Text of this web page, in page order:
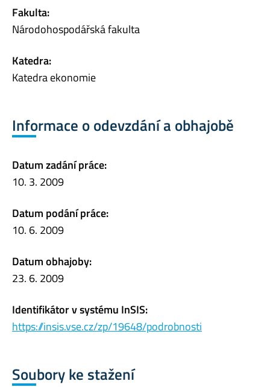
Fakulta:
Národohospodářská fakulta
Katedra:
Katedra ekonomie
Informace o odevzdání a obhajobě
Datum zadání práce:
10. 3. 2009
Datum podání práce:
10. 6. 2009
Datum obhajoby:
23. 6. 2009
Identifikátor v systému InSIS:
https://insis.vse.cz/zp/19648/podrobnosti
Soubory ke stažení